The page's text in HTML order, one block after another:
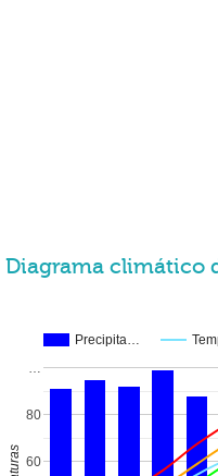
Diagrama climático
Precipita…
60
80
…